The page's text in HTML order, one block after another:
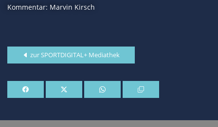
Kommentar: Marvin Kirsch
zur SPORTDIGITAL+ Mediathek